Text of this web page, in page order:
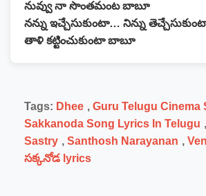
నువ్వు నా సొంతమంట బాబూ
నన్ను ఇచ్చేసుకుంటా… నిన్ను
తాళి కట్టించుకుంటా బాబూ
Tags: Dhee , Guru Telugu Cinema
Sakkanoda Song Lyrics In Telugu ,
Sastry , Santhosh Narayanan ,
సక్కనోడ lyrics